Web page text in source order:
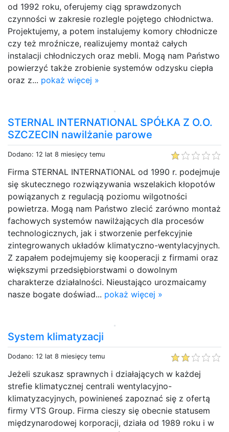
od 1992 roku, oferujemy ciąg sprawdzonych
czynności w zakresie rozlegle pojętego chłodnictwa.
Projektujemy, a potem instalujemy komory chłodnicze
czy też mroźnicze, realizujemy montaż całych
instalacji chłodniczych oraz mebli. Mogą nam Państwo
powierzyć także zrobienie systemów odzysku ciepła
oraz z... pokaż więcej »
STERNAL INTERNATIONAL SPÓŁKA Z O.O.
SZCZECIN nawilżanie parowe
Dodano: 12 lat 8 miesięcy temu
Firma STERNAL INTERNATIONAL od 1990 r. podejmuje
się skutecznego rozwiązywania wszelakich kłopotów
powiązanych z regulacją poziomu wilgotności
powietrza. Mogą nam Państwo zlecić zarówno montaż
fachowych systemów nawilżających dla procesów
technologicznych, jak i stworzenie perfekcyjnie
zintegrowanych układów klimatyczno-wentylacyjnych.
Z zapałem podejmujemy się kooperacji z firmami oraz
większymi przedsiębiorstwami o dowolnym
charakterze działalności. Nieustająco urozmaicamy
nasze bogate doświad... pokaż więcej »
System klimatyzacji
Dodano: 12 lat 8 miesięcy temu
Jeżeli szukasz sprawnych i działających w każdej
strefie klimatycznej centrali wentylacyjno-
klimatyzacyjnych, powinieneś zapoznać się z ofertą
firmy VTS Group. Firma cieszy się obecnie statusem
międzynarodowej korporacji, działa od 1989 roku i w